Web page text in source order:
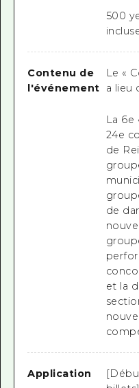
500
Contenu de
l'événement
Le «
a lieu
La 6e
24e
de
de
et la
Application